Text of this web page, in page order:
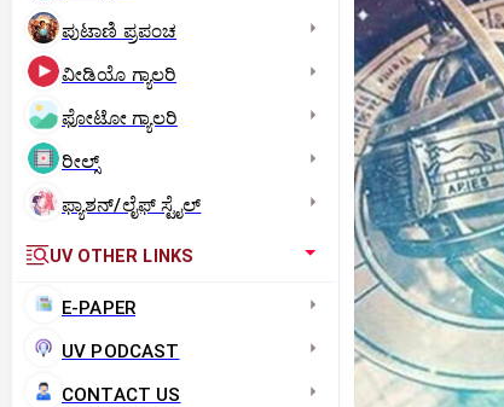
ಪುಟಾಣಿ ಪ್ರಪಂಚ
ವೀಡಿಯೊ ಗ್ಯಾಲರಿ
ಫೋಟೋ ಗ್ಯಾಲರಿ
ರೀಲ್ಸ್
ಫ್ಯಾಶನ್/ಲೈಫ್‌ ಸ್ಟೈಲ್
UV OTHER LINKS
E-PAPER
UV PODCAST
CONTACT US